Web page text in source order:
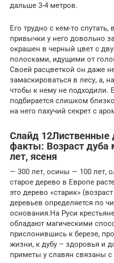
дальше 3-4 метров.
Его трудно с кем-то
привычки у него довольно
окрашен в черный цвет с
полосками, идущими от
Своей расцветкой он даже
замаскироваться в лесу, а,
чтобы к нему не подходили.
подбирается слишком
на него пахучий секрет с
Слайд 12Лиственные
факты: Возраст дуба
лет, ясеня
— 300 лет, осины — 100 лет,
старое дерево в Европе
это дерево «старик»
деревьев определяется по
основания.На Руси
обладают магическими
прислонившись к березе,
жизни, к дубу – здоровья и
приметы у славян связаны